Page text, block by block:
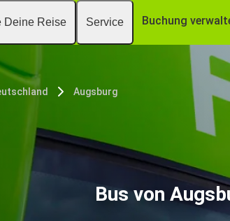
Deine Reise Service Buchung
Augsburg
Bus von